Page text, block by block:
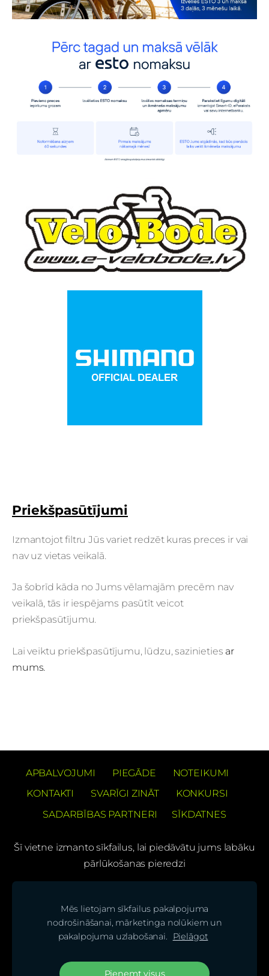
Priekšpasūtījumi
Izmantojot filtru Jūs variet redzēt kuras preces ir vai
nav uz vietas veikalā.
Ja šobrīd kāda no Jums vēlamajām precēm nav
veikalā, tās ir iespējams pasūtīt veicot
priekšpasūtījumu.
Lai veiktu priekšpasūtījumu, lūdzu, sazinieties ar
mums.
APBALVOJUMI PIEGĀDE
NOTEIKUMI
KONTAKTI
SVARĪGI ZINĀT
KONKURSI
SADARBĪBAS PARTNERI
SĪKDATNES
Šī vietne izmanto sīkfailus, lai piedāvātu jums labāku
pārlūkošanas pieredzi
(C) SIA "BS bicycles"
Seko mums mūsu sociālajos tīklos un uzzini
jaunumus pirmais!
Mēs lietojam sīkfailus pakalpojuma
nodrošināšanai, mārketinga nolūkiem un
pakalpojuma uzlabošanai.
Pielāgot
Pieņemt visus